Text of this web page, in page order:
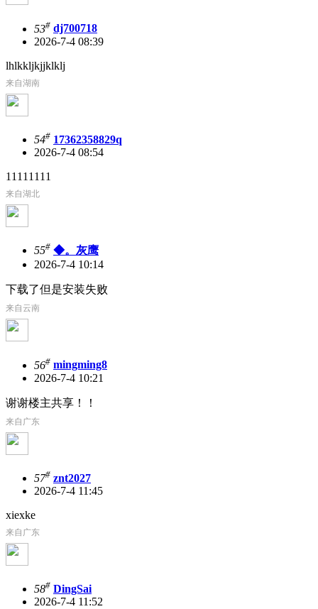
53# dj700718
2026-7-4 08:39
lhlkkljkjjklklj
来自湖南
54# 17362358829q
2026-7-4 08:54
11111111
来自湖北
55# ◆。灰鹰
2026-7-4 10:14
下载了但是安装失败
来自云南
56# mingming8
2026-7-4 10:21
谢谢楼主共享！！
来自广东
57# znt2027
2026-7-4 11:45
xiexke
来自广东
58# DingSai
2026-7-4 11:52